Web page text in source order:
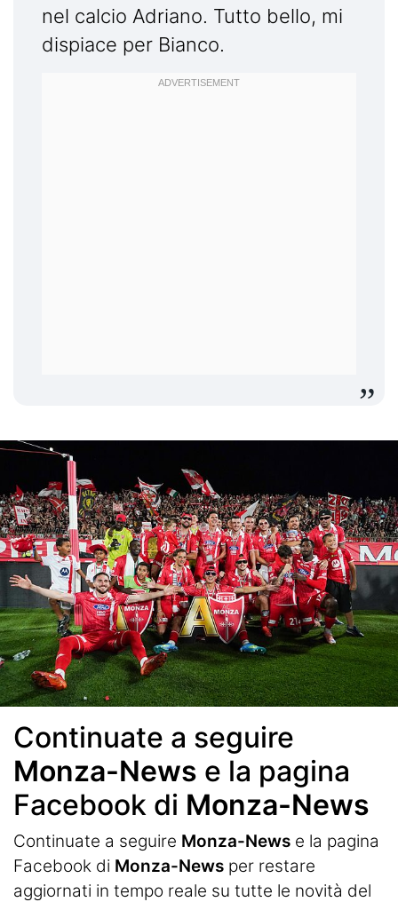
nel calcio Adriano. Tutto bello, mi
dispiace per Bianco.
Continuate a seguire
Monza-News e la pagina
Facebook di Monza-News
Continuate a seguire Monza-News e la pagina
Facebook di Monza-News per restare
aggiornati in tempo reale su tutte le novità del